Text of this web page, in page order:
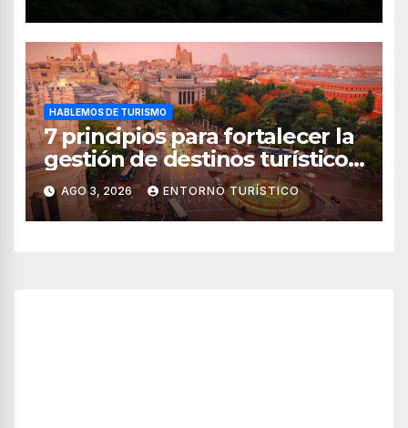
HABLEMOS DE TURISMO
7 principios para fortalecer la
gestión de destinos turísticos,
según el WTTC
AGO 3, 2026 ENTORNO TURÍSTICO